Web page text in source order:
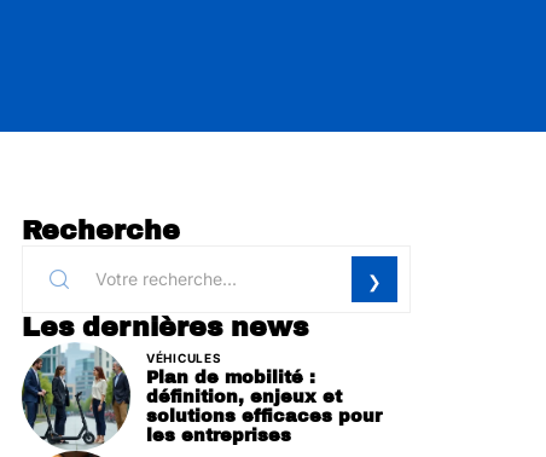
Recherche
Les dernières news
VÉHICULES
Plan de mobilité :
définition, enjeux et
solutions efficaces pour
les entreprises